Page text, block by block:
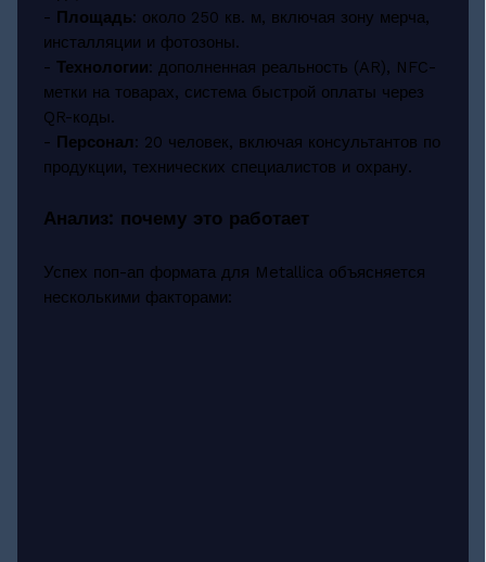
- Площадь: около 250 кв. м, включая зону мерча,
инсталляции и фотозоны.
- Технологии: дополненная реальность (AR), NFC-
метки на товарах, система быстрой оплаты через
QR-коды.
- Персонал: 20 человек, включая консультантов по
продукции, технических специалистов и охрану.
Анализ: почему это работает
Успех поп-ап формата для Metallica объясняется
несколькими факторами: